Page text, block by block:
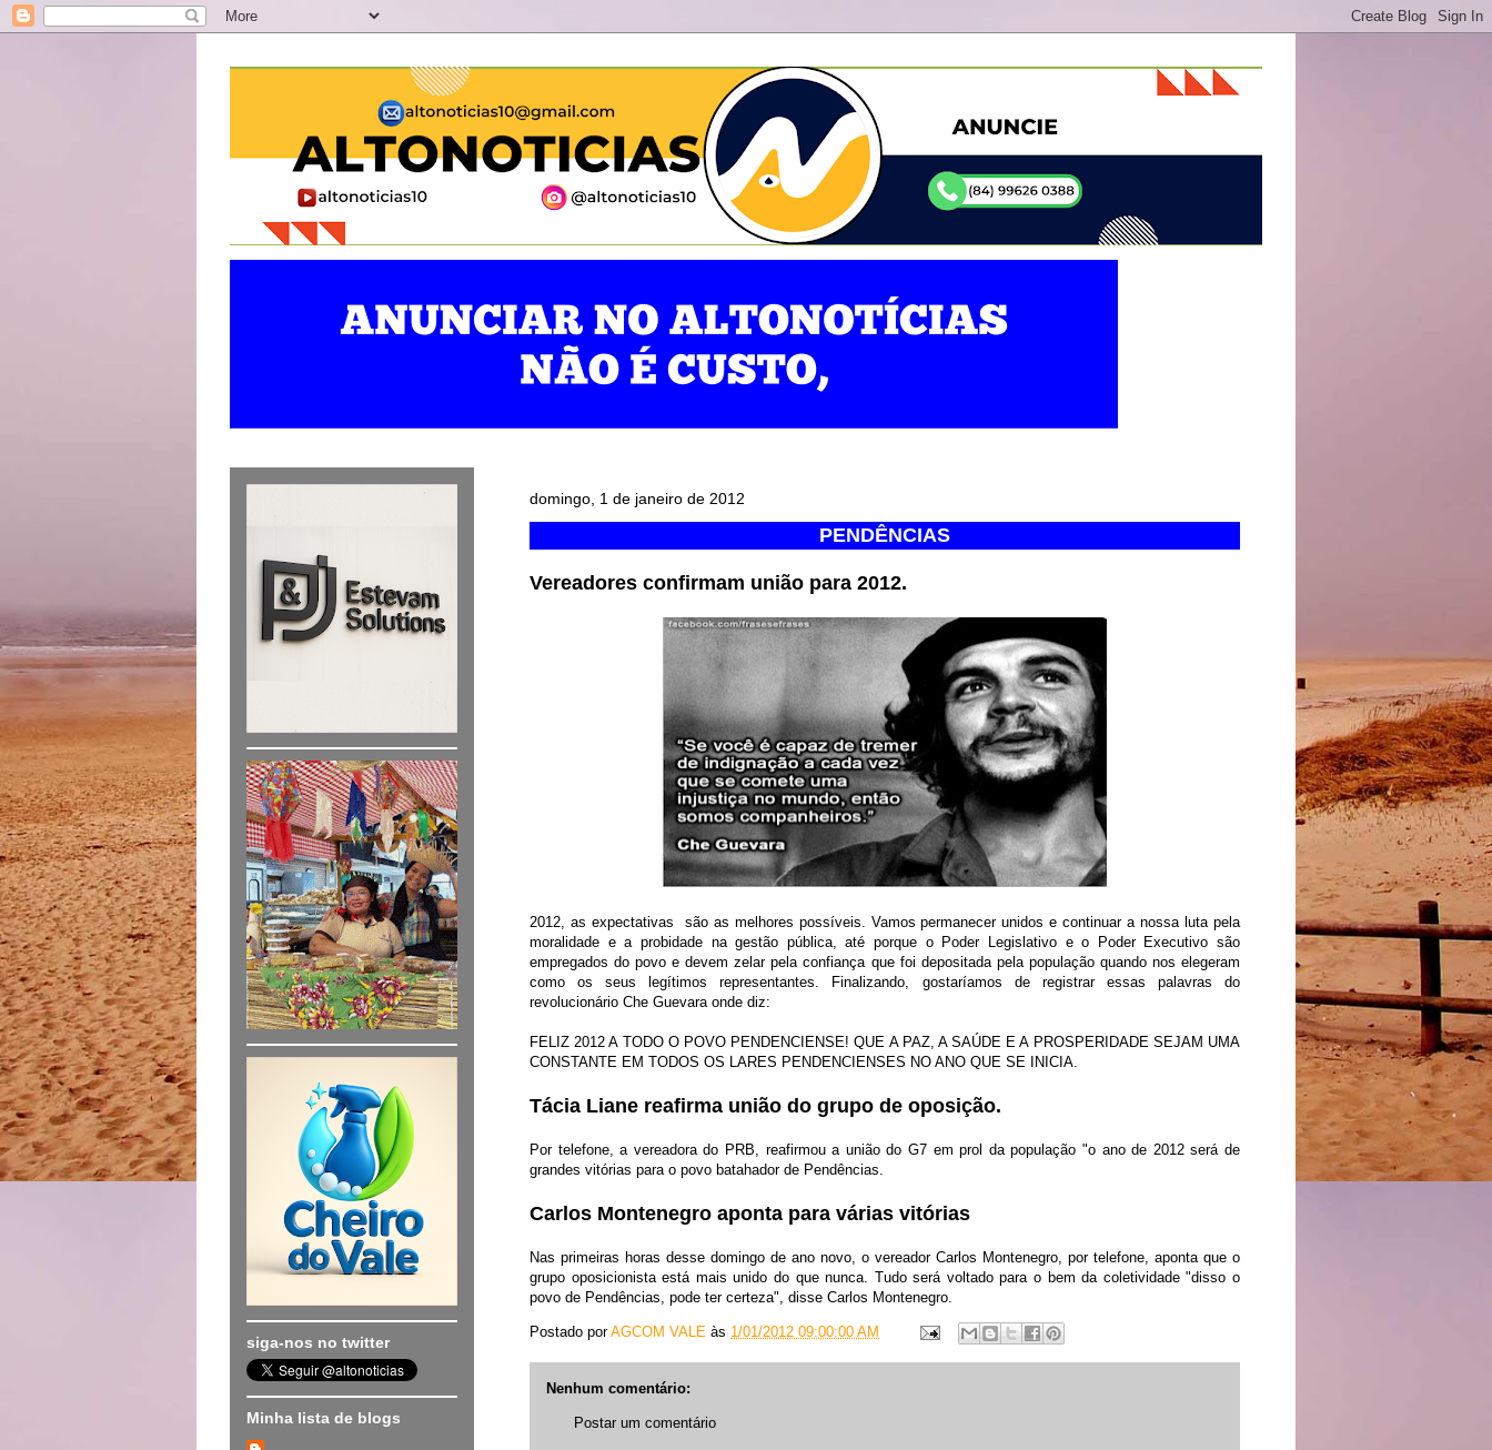
domingo, 1 de janeiro de 2012
PENDÊNCIAS
Vereadores confirmam união para 2012.
2012, as expectativas são as melhores possíveis. Vamos permanecer unidos e continuar a nossa luta pela
moralidade e a probidade na gestão pública, até porque o Poder Legislativo e o Poder Executivo são
empregados do povo e devem zelar pela confiança que foi depositada pela população quando nos elegeram
como os seus legítimos representantes. Finalizando, gostaríamos de registrar essas palavras do
revolucionário Che Guevara onde diz:
FELIZ 2012 A TODO O POVO PENDENCIENSE! QUE A PAZ, A SAÚDE E A PROSPERIDADE SEJAM UMA
CONSTANTE EM TODOS OS LARES PENDENCIENSES NO ANO QUE SE INICIA.
Tácia Liane reafirma união do grupo de oposição.
Por telefone, a vereadora do PRB, reafirmou a união do G7 em prol da população "o ano de 2012 será de
grandes vitórias para o povo batahador de Pendências.
Carlos Montenegro aponta para várias vitórias
Nas primeiras horas desse domingo de ano novo, o vereador Carlos Montenegro, por telefone, aponta que o
grupo oposicionista está mais unido do que nunca. Tudo será voltado para o bem da coletividade "disso o
povo de Pendências, pode ter certeza", disse Carlos Montenegro.
Postado porAGCOM VALE às 1/01/2012 09:00:00 AM
Nenhum comentário:
Postar um comentário
siga-nos no twitter
Minha lista de blogs